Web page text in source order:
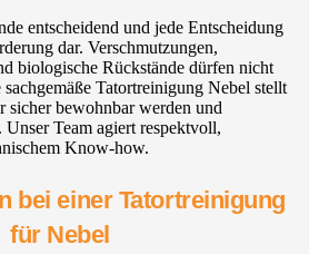
entscheidend und jede Entscheidung
dar. Verschmutzungen,
biologische Rückstände dürfen nicht
Tatortreinigung Nebel stellt
sicher bewohnbar werden und
Team agiert respektvoll,
Know-how.
bei einer Tatortreinigung
für Nebel